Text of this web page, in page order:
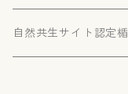
自然共生サイト認定楯